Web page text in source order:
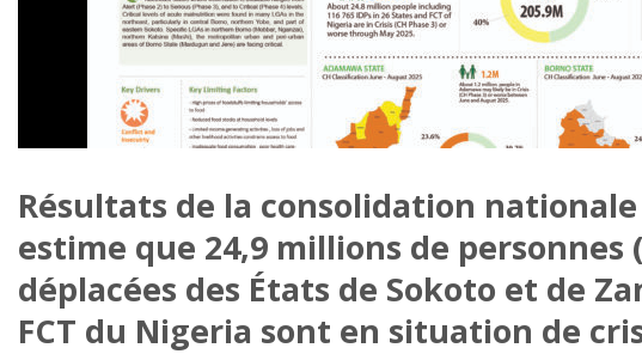
Résultats de la consolidation
estime que 24,9 millions de personnes
déplacées des États de Sokoto et de
FCT du Nigeria sont en situation de